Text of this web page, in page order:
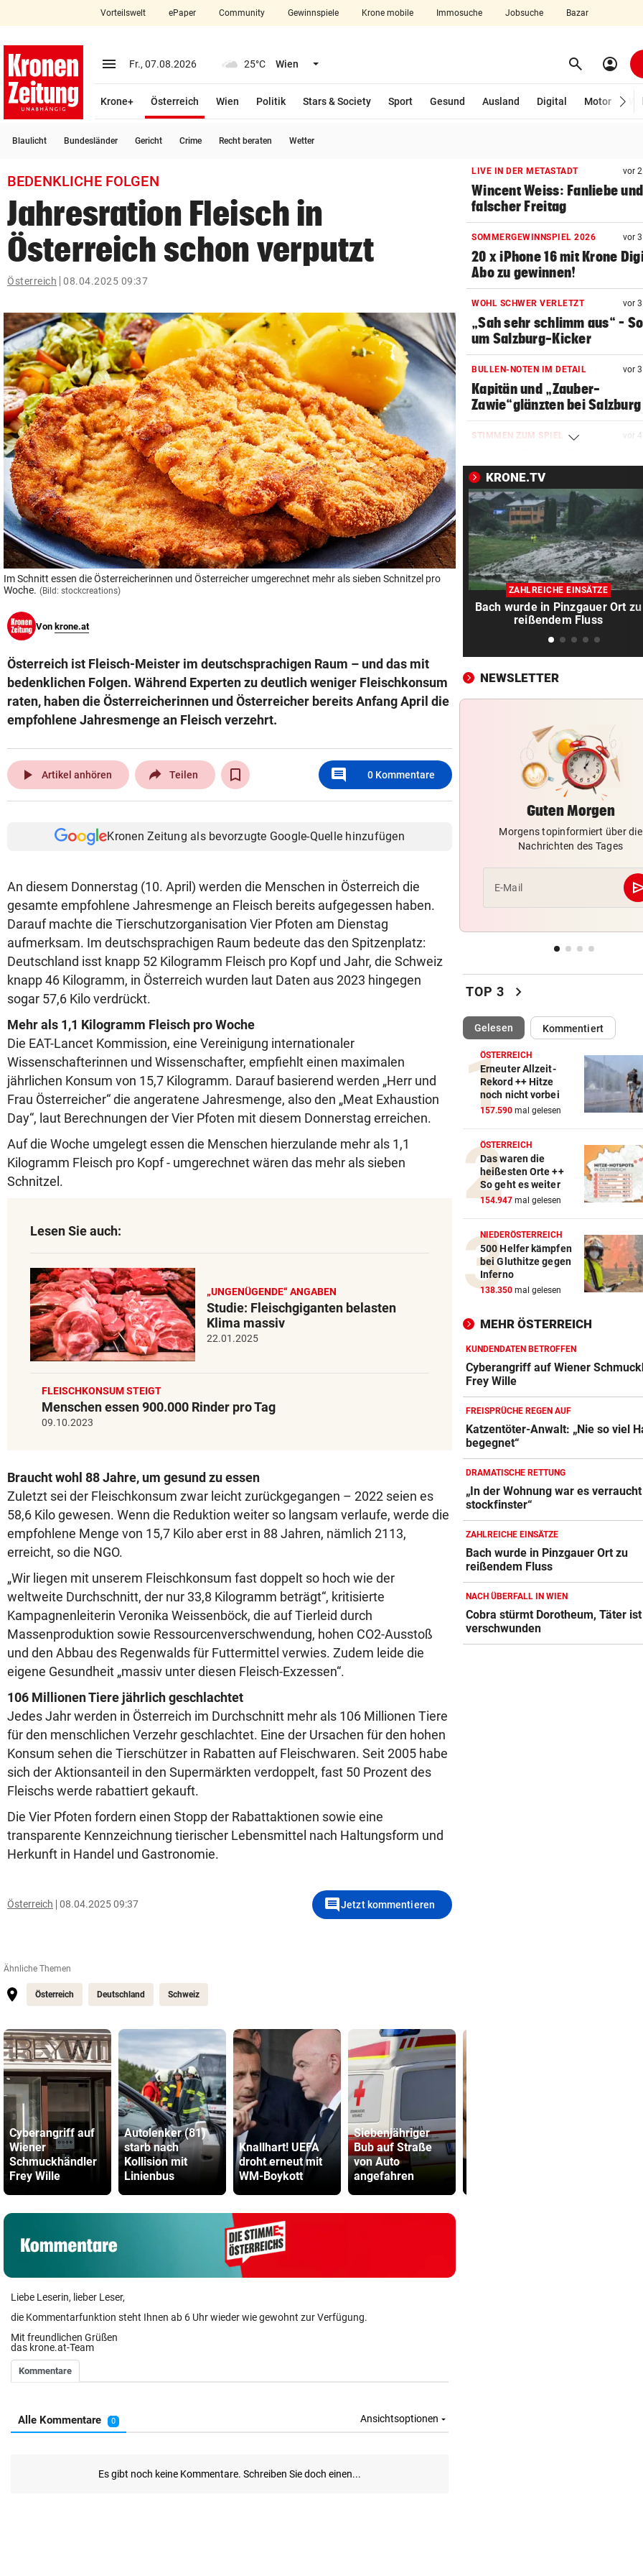
closeSchließen
account_circle Anmelden
arrow_right
bookmark
search
Suchbegriff
eingeben
© Krone Multimedia GmbH & Co KG 2026
Muthgasse 2, 1190 Wien
Vorteilswelt ePaper Community Gewinnspiele Krone mobile Immosuche Jobsuche Bazar
menu Menü aufklappen
Fr., 07.08.2026 25°C Wien Menü aufklappen search Suchen
account_circle
Krone+ Österreich
Wien
Politik Stars & Society Sport Gesund Ausland Digital Motor
Blaulicht Bundesländer Gericht Crime Recht beraten Wetter
BEDENKLICHE FOLGEN
Jahresration Fleisch in
Österreich schon verputzt
Österreich 08.04.2025 09:37
Im Schnitt essen die Österreicherinnen und Österreicher umgerechnet mehr als sieben Schnitzel pro
Woche. (Bild: stockcreations)
Von krone.at
Österreich ist Fleisch-Meister im deutschsprachigen Raum – und das mit
bedenklichen Folgen. Während Experten zu deutlich weniger Fleischkonsum
raten, haben die Österreicherinnen und Österreicher bereits Anfang April die
empfohlene Jahresmenge an Fleisch verzehrt.
play_arrow Artikel anhören Teilen comment 0 Kommentare
Kronen Zeitung als bevorzugte Google-Quelle hinzufügen
An diesem Donnerstag (10. April) werden die Menschen in Österreich die
gesamte empfohlene Jahresmenge an Fleisch bereits aufgegessen haben.
Darauf machte die Tierschutzorganisation Vier Pfoten am Dienstag
aufmerksam. Im deutschsprachigen Raum bedeute das den Spitzenplatz:
Deutschland isst knapp 52 Kilogramm Fleisch pro Kopf und Jahr, die Schweiz
knapp 46 Kilogramm, in Österreich wurden laut Daten aus 2023 hingegen
sogar 57,6 Kilo verdrückt.
Mehr als 1,1 Kilogramm Fleisch pro Woche
Die EAT-Lancet Kommission, eine Vereinigung internationaler
Wissenschafterinnen und Wissenschafter, empfiehlt einen maximalen
jährlichen Konsum von 15,7 Kilogramm. Darauf basierend werden „Herr und
Frau Österreicher“ die angeratene Jahresmenge, also den „Meat Exhaustion
Day“, laut Berechnungen der Vier Pfoten mit diesem Donnerstag erreichen.
Auf die Woche umgelegt essen die Menschen hierzulande mehr als 1,1
Kilogramm Fleisch pro Kopf - umgerechnet wären das mehr als sieben
Schnitzel.
Lesen Sie auch:
„UNGENÜGENDE“ ANGABEN
Studie: Fleischgiganten belasten
Klima massiv
22.01.2025
FLEISCHKONSUM STEIGT
Menschen essen 900.000 Rinder pro Tag
09.10.2023
Braucht wohl 88 Jahre, um gesund zu essen
Zuletzt sei der Fleischkonsum zwar leicht zurückgegangen – 2022 seien es
58,6 Kilo gewesen. Wenn die Reduktion weiter so langsam verlaufe, werde die
empfohlene Menge von 15,7 Kilo aber erst in 88 Jahren, nämlich 2113,
erreicht, so die NGO.
„Wir liegen mit unserem Fleischkonsum fast doppelt so hoch wie der
weltweite Durchschnitt, der nur 33,8 Kilogramm beträgt“, kritisierte
Kampagnenleiterin Veronika Weissenböck, die auf Tierleid durch
Massenproduktion sowie Ressourcenverschwendung, hohen CO2-Ausstoß
und den Abbau des Regenwalds für Futtermittel verwies. Zudem leide die
eigene Gesundheit „massiv unter diesen Fleisch-Exzessen“.
106 Millionen Tiere jährlich geschlachtet
Jedes Jahr werden in Österreich im Durchschnitt mehr als 106 Millionen Tiere
für den menschlichen Verzehr geschlachtet. Eine der Ursachen für den hohen
Konsum sehen die Tierschützer in Rabatten auf Fleischwaren. Seit 2005 habe
sich der Aktionsanteil in den Supermärkten verdoppelt, fast 50 Prozent des
Fleischs werde rabattiert gekauft.
Die Vier Pfoten fordern einen Stopp der Rabattaktionen sowie eine
transparente Kennzeichnung tierischer Lebensmittel nach Haltungsform und
Herkunft in Handel und Gastronomie.
Österreich 08.04.2025 09:37 commentJetzt kommentieren
Ähnliche Themen
Österreich Deutschland Schweiz
Cyberangriff auf
Wiener
Schmuckhändler
Frey Wille
Autolenker (81)
starb nach
Kollision mit
Linienbus
Knallhart! UEFA
droht erneut mit
WM-Boykott
Siebenjähriger
Bub auf Straße
von Auto
angefahren
Liebe Leserin, lieber Leser,
die Kommentarfunktion steht Ihnen ab 6 Uhr wieder wie gewohnt zur Verfügung.
Mit freundlichen Grüßen
das krone.at-Team
LIVE IN DER METASTADT vor
Wincent Weiss: Fanliebe
falscher Freitag
SOMMERGEWINNSPIEL 2026 vor
20 x iPhone 16 mit Krone
Abo zu gewinnen!
WOHL SCHWER VERLETZT vor
„Sah sehr schlimm aus“ –
um Salzburg-Kicker
BULLEN-NOTEN IM DETAIL vor
Kapitän und „Zauber-
Zawie“glänzten bei Salzburg
STIMMEN ZUM SPIEL vor
uns besser!“
KUNDENDATEN BETROFFEN vor 4
Cyberangriff auf Wiener
Schmuckhändler Frey Wille
EUROPA-LEAGUE-QUALI vor
Joker Tabakovic führt
Last-Minute-Sieg
Erste Anklage gegen Israeli
Gaza-Krieg
STIMMEN ZUM SPIEL vor
superhappy nach Hause“
ORKAN, KEIN STROM & CO
Skurrilitäten in der Red Bull
häufen sich
WASSERSPRINGEN vor 5
Knoll bei EM Achter vom
Lotfi auf Rang 12!
vor
Sprintrennen geben
Katzentöter-Anwalt: „Nie so
Hass begegnet“
TRUMP DROHT:
Lange Haftstrafen für
über Waffenengpässe
CONFERENCE LEAGUE vor
Sieg! Austria stößt die Tür
Play-off weit auf
MITTEN IN HITZEWELLE vor
Irre! Salzburg – Pafos wegen
Sintflut unterbrochen
RADSPORT
Reusser vor Ventoux-Etappe
weiter im Gelben Trikot
KEIN ARSENAL-WECHSEL vor
Vinicius Jr. verlängert bei
Madrid bis 2032
UKRAINISCHER ANGRIFF? vor
Vor Oman havarierter Tanker:
Ölkatastrophe droht
„VERSTEHE ICH NICHT“ vor 6
ÖFB-Kicker Wimmer packt
Morddrohungen aus
KRONE.TV
ZAHLREICHE EINSÄTZE
Bach wurde in Pinzgauer Ort zu
reißendem Fluss
NEWSLETTER
Guten Morgen
Morgens topinformiert über die
Nachrichten des Tages
E-Mail
TOP 3 chevron_right
Gelesen(ausgewählt)Kommentiert
ÖSTERREICH
Erneuter Allzeit-
Rekord ++ Hitze
noch nicht vorbei
157.590 mal gelesen
ÖSTERREICH
Das waren die
heißesten Orte ++
So geht es weiter
154.947 mal gelesen
NIEDERÖSTERREICH
500 Helfer kämpfen
bei Gluthitze gegen
Inferno
138.350 mal gelesen
MEHR ÖSTERREICH
KUNDENDATEN BETROFFEN
Cyberangriff auf Wiener
Frey Wille
FREISPRÜCHE REGEN AUF
Katzentöter-Anwalt: „Nie so viel
begegnet“
DRAMATISCHE RETTUNG
„In der Wohnung war es
stockfinster“
ZAHLREICHE EINSÄTZE
Bach wurde in Pinzgauer Ort zu
reißendem Fluss
NACH ÜBERFALL IN WIEN
Cobra stürmt Dorotheum, Täter ist
verschwunden